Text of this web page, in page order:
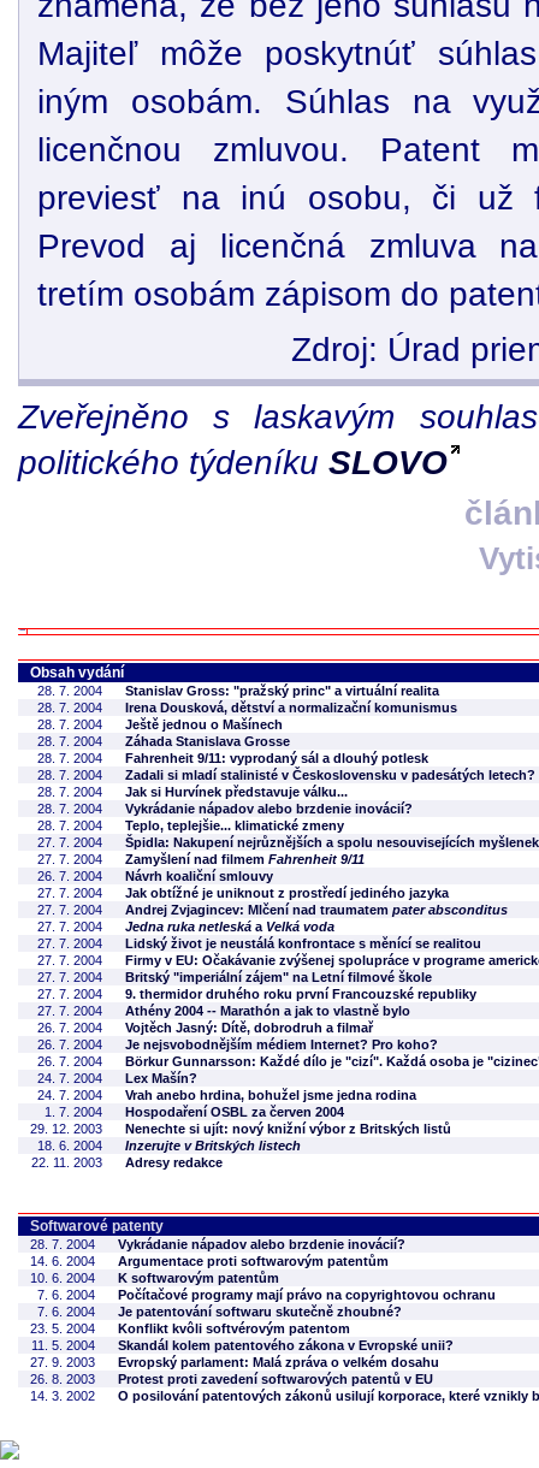
Majiteľ môže poskytnúť
iným osobám. Súhlas na
licenčnou zmluvou. Patent
previesť na inú osobu, či už
Prevod aj licenčná zmluva
tretím osobám zápisom do
Zdroj: Úrad
Zveřejněno s laskavým
politického týdeníku SLOVO
Obsah vydání
28. 7. 2004
Stanislav Gross: "pražský princ" a virtuální realita
28. 7. 2004
Irena Dousková, dětství a normalizační komunismus
28. 7. 2004
Ještě jednou o Mašínech
28. 7. 2004
Záhada Stanislava Grosse
28. 7. 2004
Fahrenheit 9/11: vyprodaný sál a dlouhý potlesk
28. 7. 2004
Zadali si mladí stalinisté v Československu v padesátých letech?
28. 7. 2004
Jak si Hurvínek představuje válku...
28. 7. 2004
Vykrádanie nápadov alebo brzdenie inovácií?
28. 7. 2004
Teplo, teplejšie... klimatické zmeny
27. 7. 2004
Špidla: Nakupení nejrůznějších a spolu nesouvisejících myšlenek
27. 7. 2004
Zamyšlení nad filmem Fahrenheit 9/11
26. 7. 2004
Návrh koaliční smlouvy
27. 7. 2004
Jak obtížné je uniknout z prostředí jediného jazyka
27. 7. 2004
Andrej Zvjagincev: Mlčení nad traumatem pater absconditus
27. 7. 2004
Jedna ruka netleská a Velká voda
27. 7. 2004
Lidský život je neustálá konfrontace s měnící se realitou
27. 7. 2004
Firmy v EU: Očakávanie zvýšenej spolupráce v programe
27. 7. 2004
Britský "imperiální zájem" na Letní filmové škole
27. 7. 2004
9. thermidor druhého roku první Francouzské republiky
27. 7. 2004
Athény 2004 -- Marathón a jak to vlastně bylo
26. 7. 2004
Vojtěch Jasný: Dítě, dobrodruh a filmař
26. 7. 2004
Je nejsvobodnějším médiem Internet? Pro koho?
26. 7. 2004
Börkur Gunnarsson: Každé dílo je "cizí". Každá osoba je
24. 7. 2004
Lex Mašín?
24. 7. 2004
Vrah anebo hrdina, bohužel jsme jedna rodina
1. 7. 2004
Hospodaření OSBL za červen 2004
29. 12. 2003
Nenechte si ujít: nový knižní výbor z Britských listů
18. 6. 2004
Inzerujte v Britských listech
22. 11. 2003
Adresy redakce
Softwarové patenty
28. 7. 2004
Vykrádanie nápadov alebo brzdenie inovácií?
14. 6. 2004
Argumentace proti softwarovým patentům
10. 6. 2004
K softwarovým patentům
7. 6. 2004
Počítačové programy mají právo na copyrightovou ochranu
7. 6. 2004
Je patentování softwaru skutečně zhoubné?
23. 5. 2004
Konflikt kvôli softvérovým patentom
11. 5. 2004
Skandál kolem patentového zákona v Evropské unii?
27. 9. 2003
Evropský parlament: Malá zpráva o velkém dosahu
26. 8. 2003
Protest proti zavedení softwarových patentů v EU
14. 3. 2002
O posilování patentových zákonů usilují korporace, které vznikly